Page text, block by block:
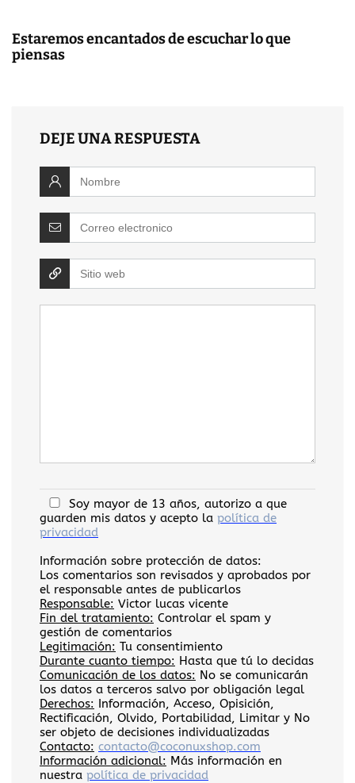
Estaremos encantados de escuchar lo que
piensas
DEJE UNA RESPUESTA
Soy mayor de 13 años, autorizo a que
guarden mis datos y acepto la política de
privacidad
Información sobre protección de datos:
Los comentarios son revisados y aprobados por
el responsable antes de publicarlos
Responsable: Victor lucas vicente
Fin del tratamiento: Controlar el spam y
gestión de comentarios
Legitimación: Tu consentimiento
Durante cuanto tiempo: Hasta que tú lo decidas
Comunicación de los datos: No se comunicarán
los datos a terceros salvo por obligación legal
Derechos: Información, Acceso, Opisición,
Rectificación, Olvido, Portabilidad, Limitar y No
ser objeto de decisiones individualizadas
Contacto: contacto@coconuxshop.com
Información adicional: Más información en
nuestra política de privacidad